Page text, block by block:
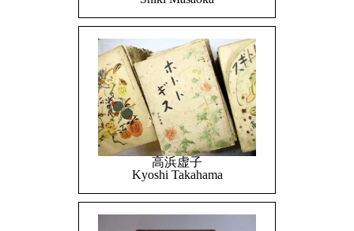
高浜虚子
Kyoshi Takahama